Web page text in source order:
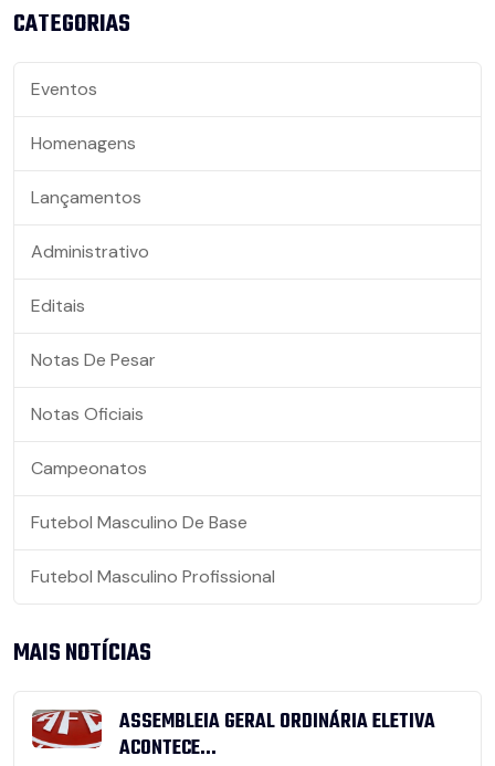
CATEGORIAS
Eventos
Homenagens
Lançamentos
Administrativo
Editais
Notas De Pesar
Notas Oficiais
Campeonatos
Futebol Masculino De Base
Futebol Masculino Profissional
MAIS NOTÍCIAS
ASSEMBLEIA GERAL ORDINÁRIA ELETIVA
ACONTECE...